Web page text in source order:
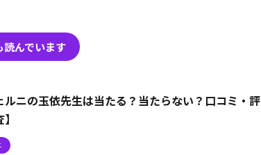
読んでいます
ルニの玉依先生は当たる？当たらない？口コミ・評